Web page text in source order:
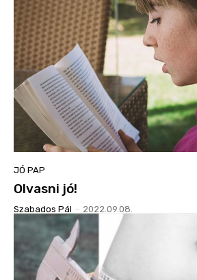
JÓ PAP
Olvasni jó!
Szabados Pál - 2022.09.08.